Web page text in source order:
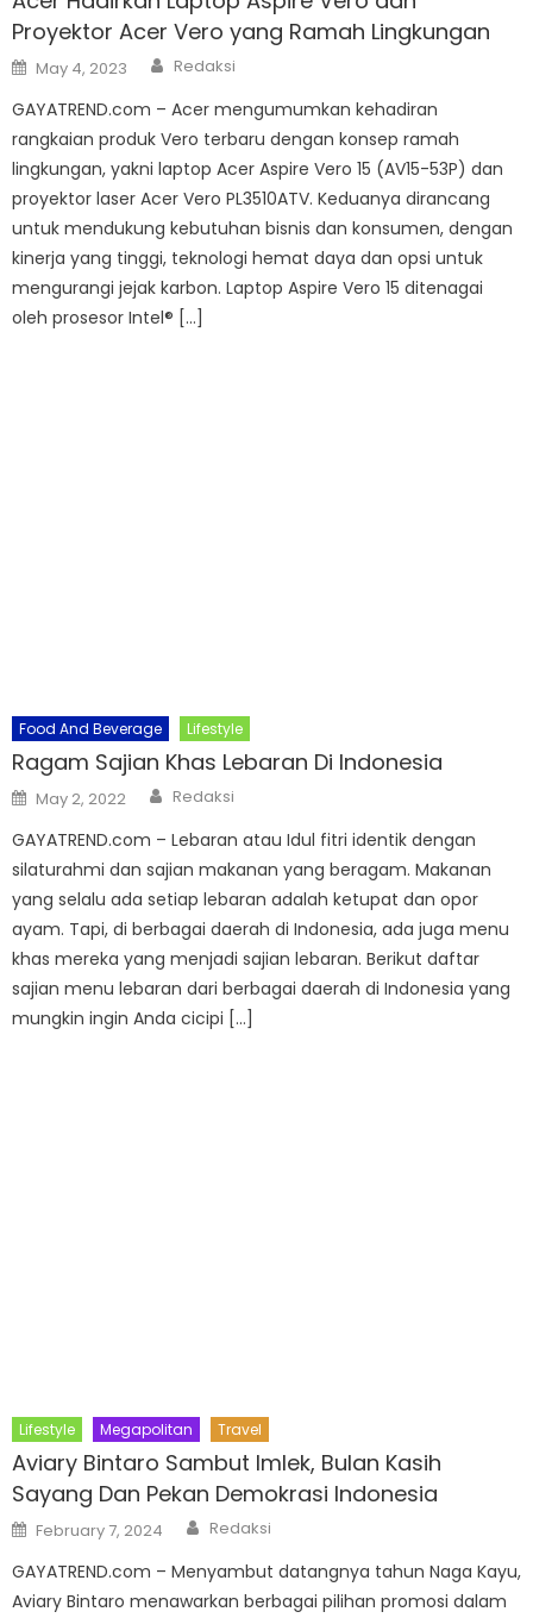
Proyektor Acer Vero yang Ramah Lingkungan
Posted
on
May 4, 2023 Author
Redaksi
GAYATREND.com – Acer mengumumkan kehadiran
rangkaian produk Vero terbaru dengan konsep ramah
lingkungan, yakni laptop Acer Aspire Vero 15 (AV15-53P) dan
proyektor laser Acer Vero PL3510ATV. Keduanya dirancang
untuk mendukung kebutuhan bisnis dan konsumen, dengan
kinerja yang tinggi, teknologi hemat daya dan opsi untuk
mengurangi jejak karbon. Laptop Aspire Vero 15 ditenagai
oleh prosesor Intel® […]
Food And Beverage Lifestyle
Ragam Sajian Khas Lebaran Di Indonesia
Posted
on
May 2, 2022 Author
Redaksi
GAYATREND.com – Lebaran atau Idul fitri identik dengan
silaturahmi dan sajian makanan yang beragam. Makanan
yang selalu ada setiap lebaran adalah ketupat dan opor
ayam. Tapi, di berbagai daerah di Indonesia, ada juga menu
khas mereka yang menjadi sajian lebaran. Berikut daftar
sajian menu lebaran dari berbagai daerah di Indonesia yang
mungkin ingin Anda cicipi […]
Lifestyle Megapolitan Travel
Aviary Bintaro Sambut Imlek, Bulan Kasih
Sayang Dan Pekan Demokrasi Indonesia
Posted
on
February 7, 2024 Author
Redaksi
GAYATREND.com – Menyambut datangnya tahun Naga Kayu,
Aviary Bintaro menawarkan berbagai pilihan promosi dalam